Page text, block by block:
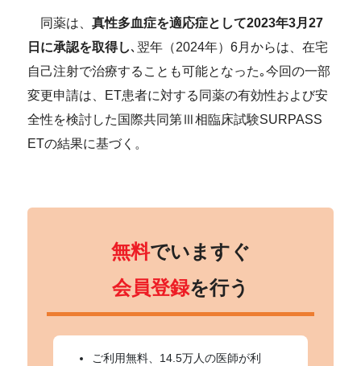
同薬は、真性多血症を適応症として2023年3月27
日に承認を取得し､翌年（2024年）6月からは、在宅
自己注射で治療することも可能となった｡今回の一部
変更申請は、ET患者に対する同薬の有効性および安
全性を検討した国際共同第Ⅲ相臨床試験SURPASS
ETの結果に基づく。
無料でいますぐ
会員登録を行う
ご利用無料、14.5万人の医師が利